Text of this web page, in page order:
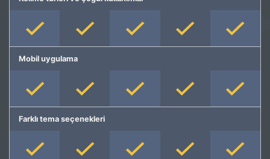
Mobil uygulama
Farklı tema seçenekleri